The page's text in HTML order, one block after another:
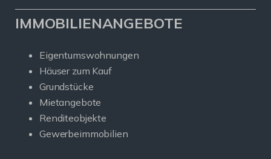
IMMOBILIENANGEBOTE
Eigentumswohnungen
Häuser zum Kauf
Grundstücke
Mietangebote
Renditeobjekte
Gewerbeimmobilien